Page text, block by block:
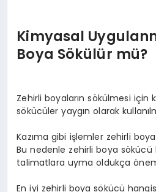
Kimyasal
Boya Sökülür mü?
Zehirli boyaların sökülmesi için
sökücüler yaygın olarak
Kazıma gibi işlemler zehirli
Bu nedenle zehirli boya
talimatlara uyma oldukça
En iyi zehirli boya sökücü